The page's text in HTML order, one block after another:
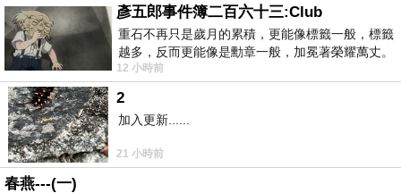
彥五郎事件簿二百六十三:Club
重石不再只是歲月的累積，更能像標籤一般，標籤
越多，反而更能像是勳章一般，加冕著榮耀萬丈。
習慣一如縱容，成了再難輕輕放下的罪證
12 小時前
2
加入更新......
21 小時前
春燕---(一)